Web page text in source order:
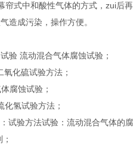
式中和酸性气体的方式，zui后
造成污染，操作方便。
验 流动混合气体腐蚀试验 ；
化硫试验方法；
腐蚀试验 ；
氢试验方法；
试验方法试验：流动混合气体的
；